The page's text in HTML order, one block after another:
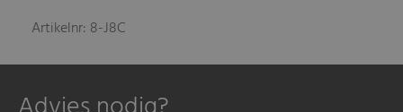
Artikelnr: 8-J8C